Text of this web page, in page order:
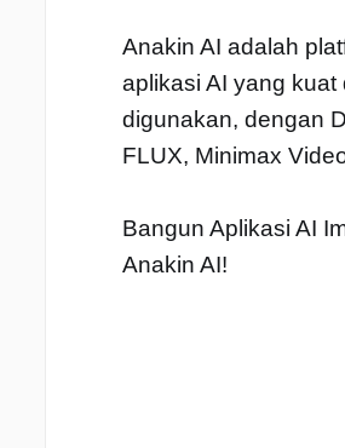
Anakin AI adalah
aplikasi AI yang
digunakan, dengan
FLUX, Minimax
Bangun Aplikasi AI
Anakin AI!